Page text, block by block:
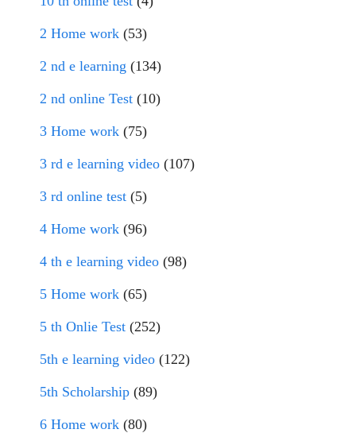
2 Home work (53)
2 nd e learning (134)
2 nd online Test (10)
3 Home work (75)
3 rd e learning video (107)
3 rd online test (5)
4 Home work (96)
4 th e learning video (98)
5 Home work (65)
5 th Onlie Test (252)
5th e learning video (122)
5th Scholarship (89)
6 Home work (80)